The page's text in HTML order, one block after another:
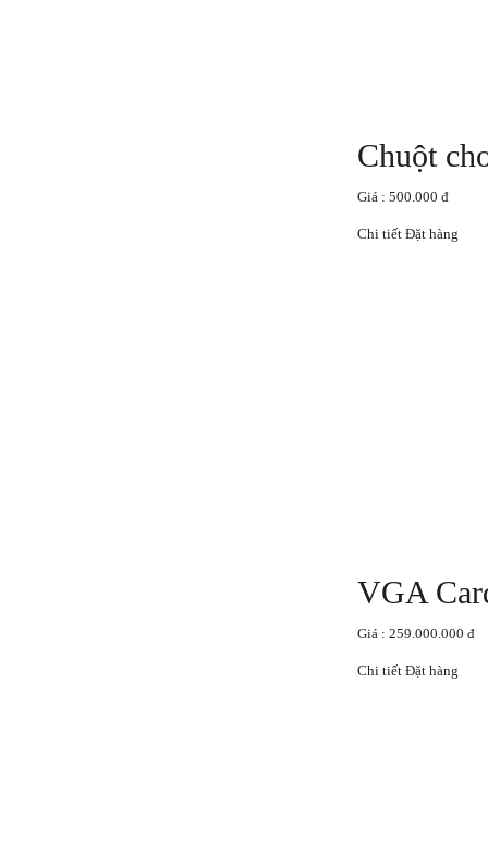
Chuột
Giá : 500.000 đ
Chi tiết Đặt hàng
VGA
Giá : 259.000.000 đ
Chi tiết Đặt hàng